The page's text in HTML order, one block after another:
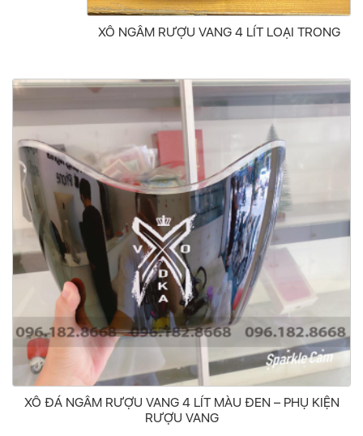
XÔ NGÂM RƯỢU VANG 4 LÍT LOẠI TRONG
XÔ ĐÁ NGÂM RƯỢU VANG 4 LÍT MÀU ĐEN – PHỤ KIỆN
RƯỢU VANG